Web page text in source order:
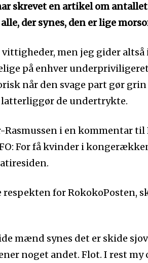
skrevet en artikel om
der synes, den er lige
men jeg gider altså
på enhver
når den svage part gør grin
de undertrykte.
Rasmussen i en kommentar
For få kvinder i
for RokokoPosten,
mænd synes det er skide
noget andet. Flot. I rest my